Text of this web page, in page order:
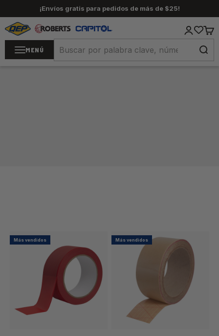
Ir al contenido¡Envíos gratis para pedidos de más de $25!
MENÚ
QEP / ROBERTS / Capitol Iniciar
Más vendidos Más vendidos